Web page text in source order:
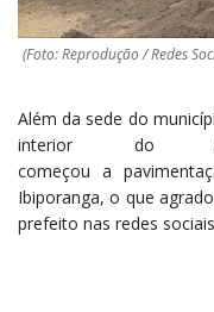
(Foto: Reprodução / Redes
Além da sede do
interior do
começou a
Ibiporanga, o que
prefeito nas redes